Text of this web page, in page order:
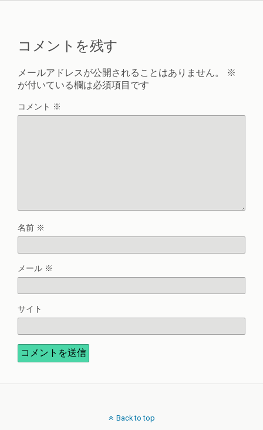
コメントを残す
メールアドレスが公開されることはありません。
※
が付いている欄は必須項目です
コメント ※
名前 ※
メール ※
サイト
Back to top